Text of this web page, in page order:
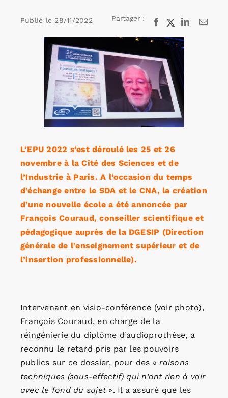
Annonces emploi
Publié le 28/11/2022 Partager : Facebook
X LinkedInEmail
agrandie
L’EPU 2022 s’est déroulé les 25 et 26
novembre à la Cité des Sciences et de
l’Industrie à Paris. A l’occasion du temps
d’échange entre le SDA et le CNA, la création
d’une nouvelle école a été annoncée par
François Couraud, conseiller scientifique et
pédagogique auprès de la DGESIP (Direction
générale de l’enseignement supérieur et de
l’insertion professionnelle).
Intervenant en visio-conférence (voir photo),
François Couraud, en charge de la
réingénierie du diplôme d’audioprothèse, a
reconnu le retard pris par les pouvoirs
publics sur ce dossier, pour des «raisons
techniques (sous-effectif) qui n’ont rien à voir
avec le fond du sujet». Il a assuré que les